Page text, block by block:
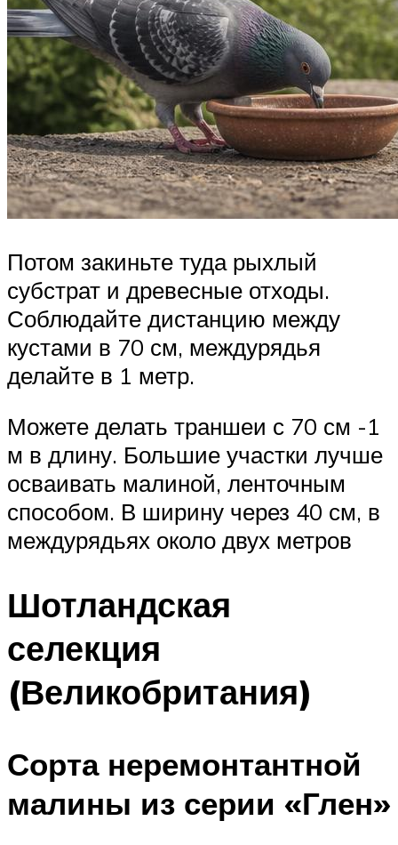
Потом закиньте туда рыхлый
субстрат и древесные отходы.
Соблюдайте дистанцию между
кустами в 70 см, междурядья
делайте в 1 метр.
Можете делать траншеи с 70 см -1
м в длину. Большие участки лучше
осваивать малиной, ленточным
способом. В ширину через 40 см, в
междурядьях около двух метров
Шотландская
селекция
(Великобритания)
Сорта неремонтантной
малины из серии «Глен»